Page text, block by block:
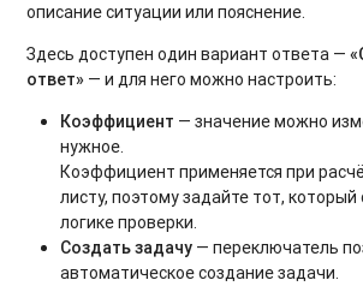
описание ситуации или пояснение.
Здесь доступен один вариант ответа —
ответ» — и для него можно настроить:
Коэффициент — значение можно
нужное.
Коэффициент применяется при
листу, поэтому задайте тот, который
логике проверки.
Создать задачу — переключатель
автоматическое создание задачи.